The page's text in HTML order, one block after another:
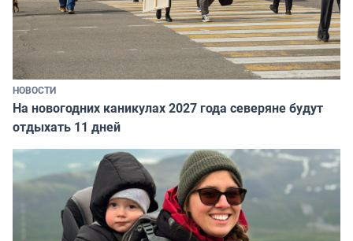
НОВОСТИ
На новогодних каникулах 2027 года северяне будут
отдыхать 11 дней